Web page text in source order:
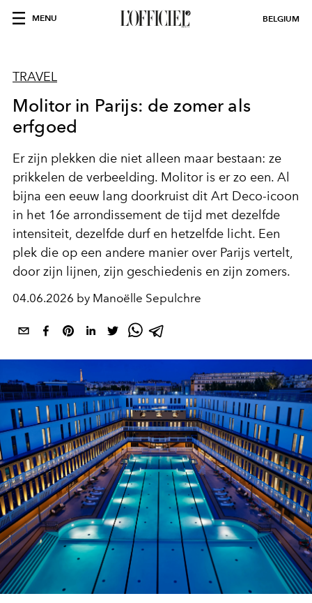
MENU BELGIUM
TRAVEL
Molitor in Parijs: de zomer als
erfgoed
Er zijn plekken die niet alleen maar bestaan: ze
prikkelen de verbeelding. Molitor is er zo een. Al
bijna een eeuw lang doorkruist dit Art Deco-icoon
in het 16e arrondissement de tijd met dezelfde
intensiteit, dezelfde durf en hetzelfde licht. Een
plek die op een andere manier over Parijs vertelt,
door zijn lijnen, zijn geschiedenis en zijn zomers.
04.06.2026 by Manoëlle Sepulchre